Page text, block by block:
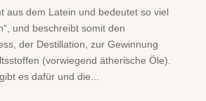
aus dem Latein und bedeutet so viel
und beschreibt somit den
der Destillation, zur Gewinnung
(vorwiegend ätherische Öle).
es dafür und die...